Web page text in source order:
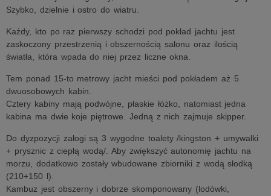
Szybko, dzielnie i ostro do wiatru.
Każdy, kto po raz pierwszy schodzi pod pokład jachtu jest
zaskoczony przestrzenią i obszernością salonu oraz ilością
światła, która wpada do niej przez liczne okna.
Tem ponad 15-to metrowy jacht mieści pod pokładem aż 5
dwuosobowych kabin.
Cztery kabiny mają podwójne, płaskie łóżko, natomiast jedna
kabina ma dwie koje piętrowe. Jedną z nich zajmuje skipper.
Do dyzpozycji załogi są 3 wygodne toalety /kingston + umywalki
+ prysznic z ciepłą wodą/. Aby zwiększyć autonomię jachtu na
morzu, dodatkowo zostały wbudowane zbiorniki z wodą słodką
(210+150 l).
Kambuz jest obszerny i dobrze skomponowany (lodówki,